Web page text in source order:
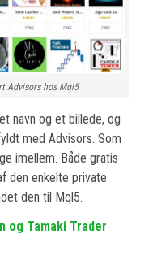
Advisors hos Mql5
navn og et billede, og
med Advisors. Som
imellem. Både gratis
den enkelte private
den til Mql5.
og Tamaki Trader